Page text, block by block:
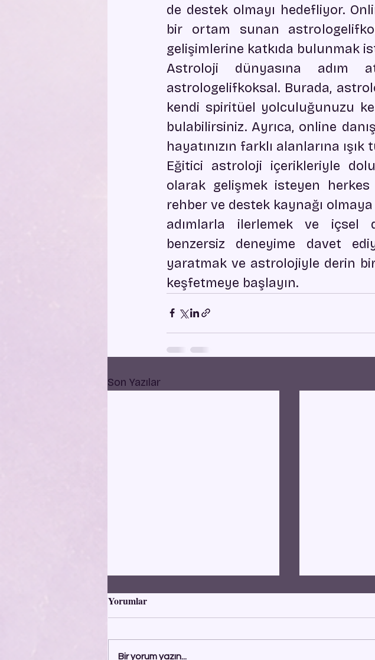
de destek olmayı hedefliyor.
bir ortam sunan
gelişimlerine katkıda bulunmak
Astroloji dünyasına
astrologelifkoksal. Burada,
kendi spiritüel yolculuğunuzu
bulabilirsiniz. Ayrıca, online
hayatınızın farklı alanlarına
Eğitici astroloji içerikleriyle
olarak gelişmek isteyen
rehber ve destek kaynağı
adımlarla ilerlemek ve içsel
benzersiz deneyime davet
yaratmak ve astrolojiyle derin
keşfetmeye başlayın.
Son Yazılar
Yorumlar
Bir yorum yazın...